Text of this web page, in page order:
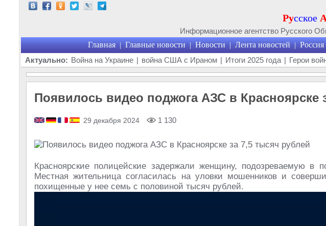
Русское
Информационное агентство Русского
Главная | Главные новости | Новости | Лента новостей | Россия
Актуально: Война на Украине | война США с Ираном | Итоги 2025 года | Герои
Появилось видео поджога АЗС в Красноярске
29 декабря 2024 1 130
Красноярские полицейские задержали женщину, подозреваемую в
Местная жительница согласилась на уловки мошенников и
похищенные у нее семь с половиной тысяч рублей.